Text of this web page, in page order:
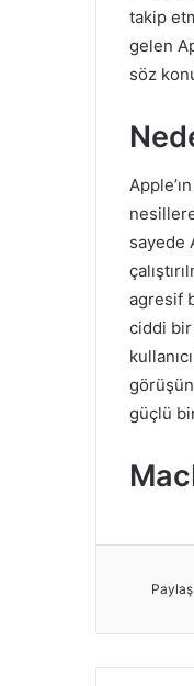
takip
gelen
söz
sayede
agresif
ciddi bir
güçlü
Paylaş